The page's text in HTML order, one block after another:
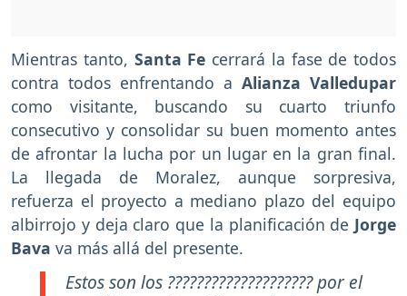
Mientras tanto, Santa Fe cerrará la fase de todos
contra todos enfrentando a Alianza Valledupar
como visitante, buscando su cuarto triunfo
consecutivo y consolidar su buen momento antes
de afrontar la lucha por un lugar en la gran final.
La llegada de Moralez, aunque sorpresiva,
refuerza el proyecto a mediano plazo del equipo
albirrojo y deja claro que la planificación de Jorge
Bava va más allá del presente.
Estos son los ???????????????????? por el